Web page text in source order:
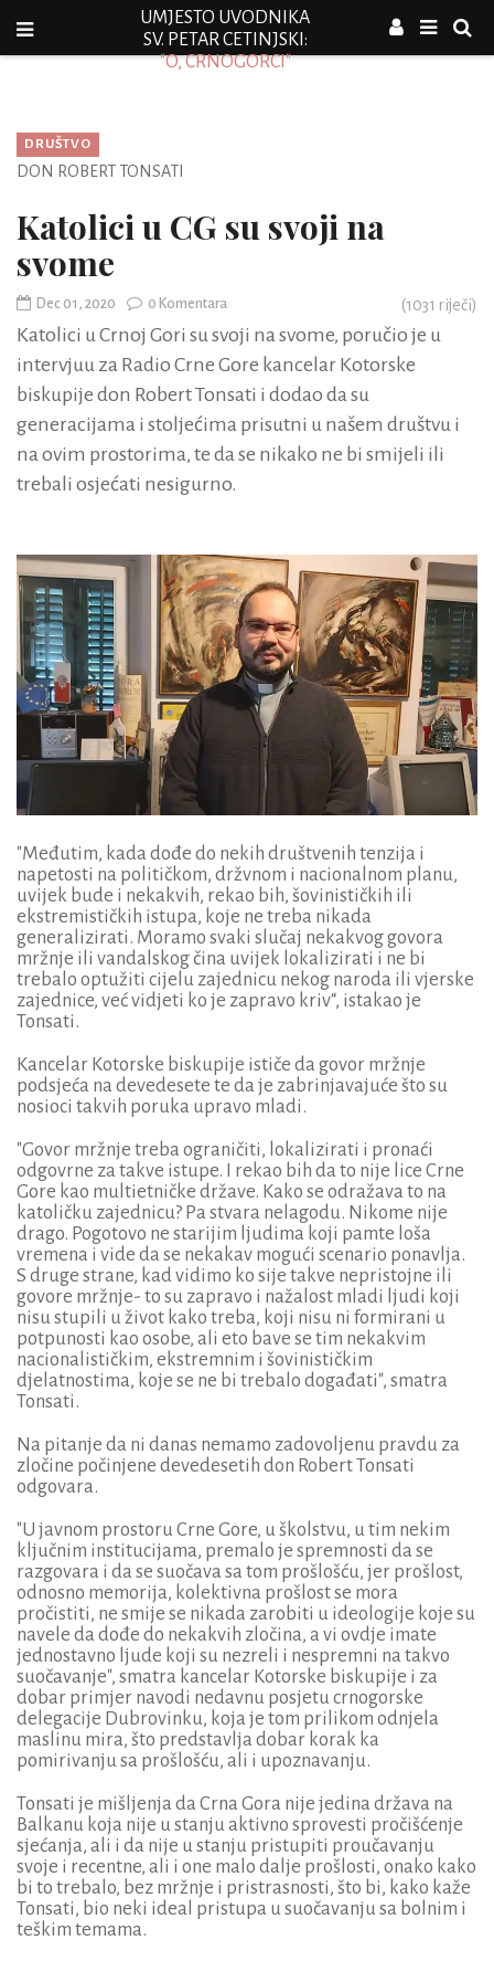
UMJESTO UVODNIKA
SV. PETAR CETINJSKI:
"O, CRNOGORCI"
DRUŠTVO
DON ROBERT TONSATI
Katolici u CG su svoji na
svome
Dec 01, 2020 0 Komentara (1031 riječi)
Katolici u Crnoj Gori su svoji na svome, poručio je u
intervjuu za Radio Crne Gore kancelar Kotorske
biskupije don Robert Tonsati i dodao da su
generacijama i stoljećima prisutni u našem društvu i
na ovim prostorima, te da se nikako ne bi smijeli ili
trebali osjećati nesigurno.
"Međutim, kada dođe do nekih društvenih tenzija i
napetosti na političkom, držvnom i nacionalnom planu,
uvijek bude i nekakvih, rekao bih, šovinističkih ili
ekstremističkih istupa, koje ne treba nikada
generalizirati. Moramo svaki slučaj nekakvog govora
mržnje ili vandalskog čina uvijek lokalizirati i ne bi
trebalo optužiti cijelu zajednicu nekog naroda ili vjerske
zajednice, već vidjeti ko je zapravo kriv“, istakao je
Tonsati.
Kancelar Kotorske biskupije ističe da govor mržnje
podsjeća na devedesete te da je zabrinjavajuće što su
nosioci takvih poruka upravo mladi.
"Govor mržnje treba ograničiti, lokalizirati i pronaći
odgovrne za takve istupe. I rekao bih da to nije lice Crne
Gore kao multietničke države. Kako se odražava to na
katoličku zajednicu? Pa stvara nelagodu. Nikome nije
drago. Pogotovo ne starijim ljudima koji pamte loša
vremena i vide da se nekakav mogući scenario ponavlja.
S druge strane, kad vidimo ko sije takve nepristojne ili
govore mržnje- to su zapravo i nažalost mladi ljudi koji
nisu stupili u život kako treba, koji nisu ni formirani u
potpunosti kao osobe, ali eto bave se tim nekakvim
nacionalističkim, ekstremnim i šovinističkim
djelatnostima, koje se ne bi trebalo događati", smatra
Tonsati.
Na pitanje da ni danas nemamo zadovoljenu pravdu za
zločine počinjene devedesetih don Robert Tonsati
odgovara.
"U javnom prostoru Crne Gore, u školstvu, u tim nekim
ključnim institucijama, premalo je spremnosti da se
razgovara i da se suočava sa tom prošlošću, jer prošlost,
odnosno memorija, kolektivna prošlost se mora
pročistiti, ne smije se nikada zarobiti u ideologije koje su
navele da dođe do nekakvih zločina, a vi ovdje imate
jednostavno ljude koji su nezreli i nespremni na takvo
suočavanje", smatra kancelar Kotorske biskupije i za
dobar primjer navodi nedavnu posjetu crnogorske
delegacije Dubrovinku, koja je tom prilikom odnjela
maslinu mira, što predstavlja dobar korak ka
pomirivanju sa prošlošću, ali i upoznavanju.
Tonsati je mišljenja da Crna Gora nije jedina država na
Balkanu koja nije u stanju aktivno sprovesti pročišćenje
sjećanja, ali i da nije u stanju pristupiti proučavanju
svoje i recentne, ali i one malo dalje prošlosti, onako kako
bi to trebalo, bez mržnje i pristrasnosti, što bi, kako kaže
Tonsati, bio neki ideal pristupa u suočavanju sa bolnim i
teškim temama.